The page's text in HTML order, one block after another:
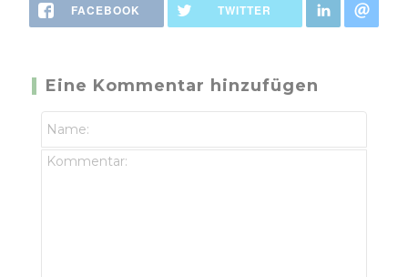
FACEBOOK TWITTER
Eine Kommentar hinzufügen